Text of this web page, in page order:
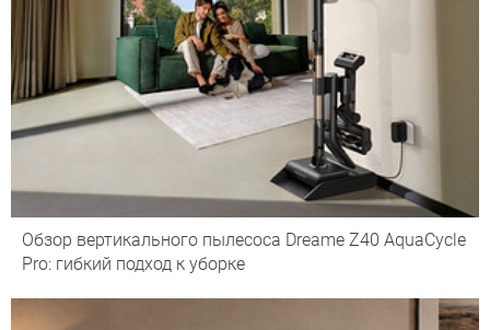
Обзор вертикального пылесоса Dreame Z40 AquaCycle
Pro: гибкий подход к уборке